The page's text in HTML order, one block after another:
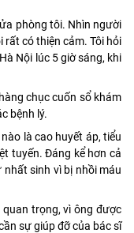
phòng tôi. Nhìn người
có thiện cảm. Tôi hỏi
Nội lúc 5 giờ sáng, khi
chục cuốn sổ khám
bệnh lý.
là cao huyết áp, tiểu
tuyến. Đáng kể hơn cả
sinh vì bị nhồi máu
trọng, vì ông được
sự giúp đỡ của bác sĩ